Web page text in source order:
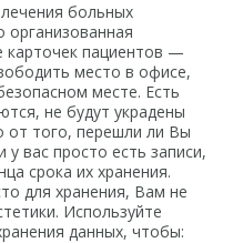
больных
карточек пациентов —
место в офисе,
месте. Есть
не будут украдены
от того, перешли ли Вы
вас просто есть записи,
срока их хранения.
для хранения, Вам не
Используйте
данных, чтобы: